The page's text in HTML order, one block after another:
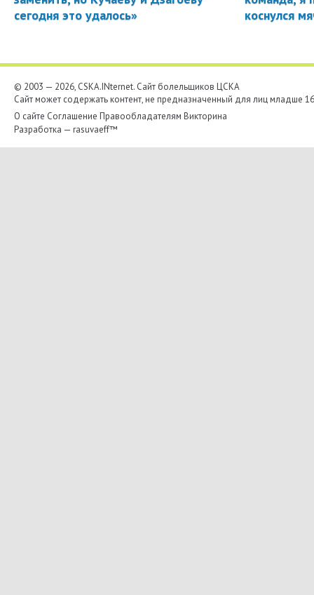
сегодня это удалось»
коснулся
© 2003 — 2026, CSKA.INternet. Cайт болельщиков ЦСКА
Сайт может содержать контент, не предназначенный для лиц младше
О сайте Соглашение Правообладателям Викторина
Разработка — rasuvaeff™